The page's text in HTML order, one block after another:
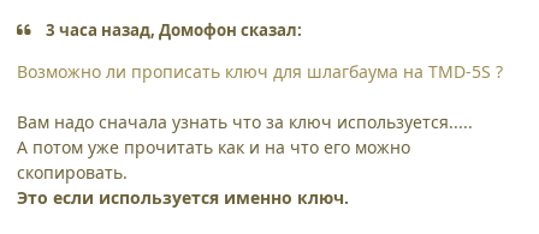
3 часа назад, Домофон сказал:
Возможно ли прописать ключ для шлагбаума на TMD-5S ?
Вам надо сначала узнать что за ключ используется.....
А потом уже прочитать как и на что его можно
скопировать.
Это если используется именно ключ.